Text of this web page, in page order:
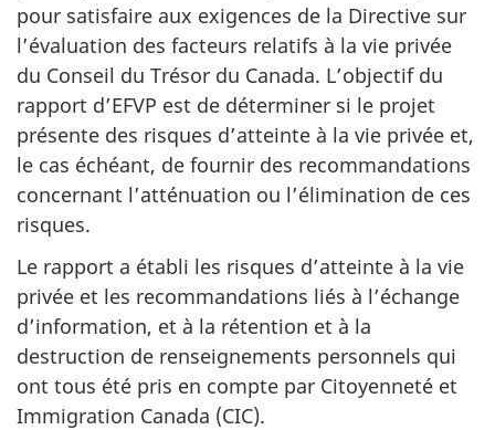
pour satisfaire aux exigences de la Directive sur
l’évaluation des facteurs relatifs à la vie privée
du Conseil du Trésor du Canada. L’objectif du
rapport d’EFVP est de déterminer si le projet
présente des risques d’atteinte à la vie privée et,
le cas échéant, de fournir des recommandations
concernant l’atténuation ou l’élimination de ces
risques.
Le rapport a établi les risques d’atteinte à la vie
privée et les recommandations liés à l’échange
d’information, et à la rétention et à la
destruction de renseignements personnels qui
ont tous été pris en compte par Citoyenneté et
Immigration Canada (CIC).